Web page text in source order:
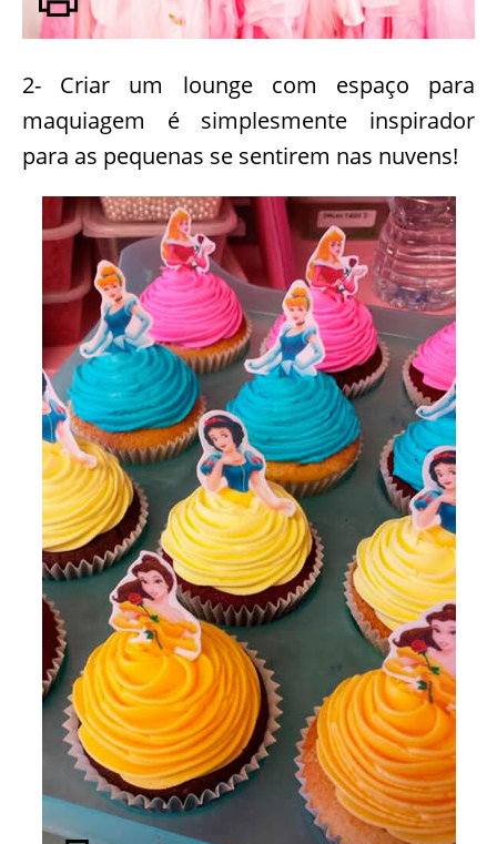
2- Criar um lounge com espaço para
maquiagem é simplesmente inspirador
para as pequenas se sentirem nas nuvens!